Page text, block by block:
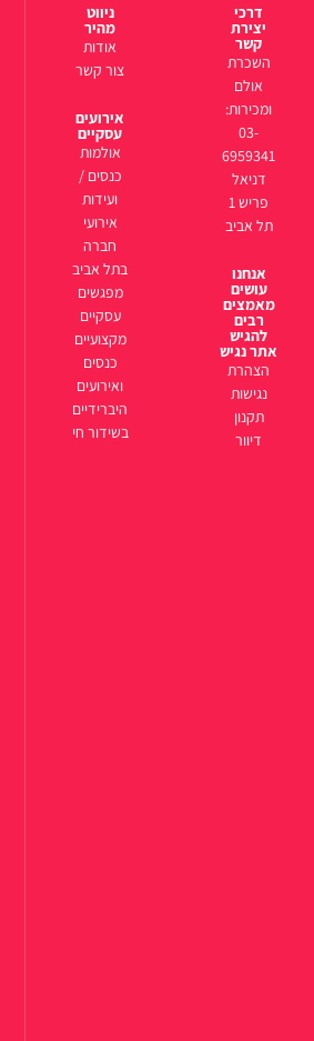
דרכי
יצירת
קשר
השכרת
אולם
ומכירות:
03-
6959341
דניאל
פריש 1
תל אביב
אנחנו
עושים
מאמצים
רבים
להגיש
אתר נגיש
הצהרת
נגישות
תקנון
דיוור
ניווט
מהיר
אודות
צור קשר
אירועים
עסקיים
אולמות
כנסים /
ועידות
אירועי
חברה
בתל אביב
מפגשים
עסקיים
מקצועיים
כנסים
ואירועים
היברידיים
בשידור חי